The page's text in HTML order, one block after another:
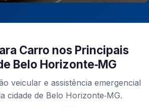
Carro nos Principais
Belo Horizonte‑MG
veicular e assistência emergencial
cidade de Belo Horizonte‑MG.